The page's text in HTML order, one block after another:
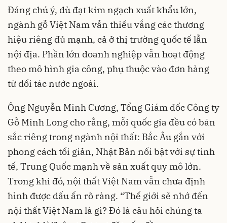
Đáng chú ý, dù đạt kim ngạch xuất khẩu lớn,
ngành gỗ Việt Nam vẫn thiếu vắng các thương
hiệu riêng đủ mạnh, cả ở thị trường quốc tế lẫn
nội địa. Phần lớn doanh nghiệp vẫn hoạt động
theo mô hình gia công, phụ thuộc vào đơn hàng
từ đối tác nước ngoài.
Ông Nguyễn Minh Cương, Tổng Giám đốc Công ty
Gỗ Minh Long cho rằng, mỗi quốc gia đều có bản
sắc riêng trong ngành nội thất: Bắc Âu gắn với
phong cách tối giản, Nhật Bản nổi bật với sự tinh
tế, Trung Quốc mạnh về sản xuất quy mô lớn.
Trong khi đó, nội thất Việt Nam vẫn chưa định
hình được dấu ấn rõ ràng. “Thế giới sẽ nhớ đến
nội thất Việt Nam là gì? Đó là câu hỏi chúng ta